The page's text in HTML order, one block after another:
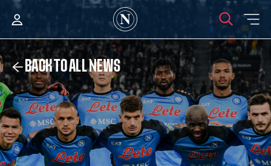
BACK TO ALL NEWS